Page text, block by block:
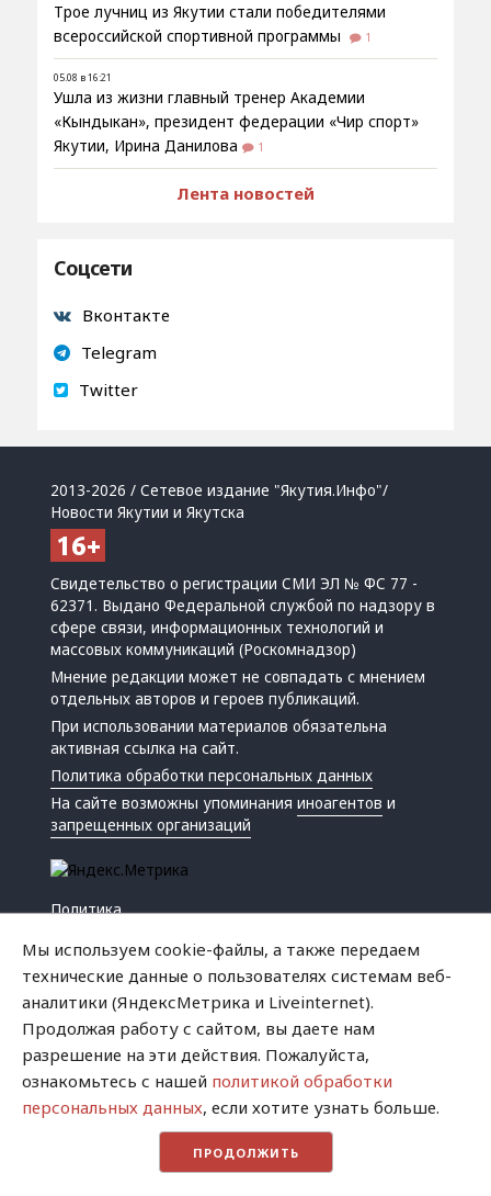
Трое лучниц из Якутии стали победителями
всероссийской спортивной программы
1
05.08 в 16:21
Ушла из жизни главный тренер Академии
«Кындыкан», президент федерации «Чир спорт»
Якутии, Ирина Данилова
1
Лента новостей
Соцсети
Вконтакте
Telegram
Twitter
2013-2026 / Сетевое издание "Якутия.Инфо"/
Новости Якутии и Якутска
Свидетельство о регистрации СМИ ЭЛ № ФС 77 -
62371. Выдано Федеральной службой по надзору в
сфере связи, информационных технологий и
массовых коммуникаций (Роскомнадзор)
Мнение редакции может не совпадать с мнением
отдельных авторов и героев публикаций.
При использовании материалов обязательна
активная ссылка на сайт.
Политика обработки персональных данных
На сайте возможны упоминанияиноагентов и
запрещенных организаций
Политика
Успех
Хватит это терпеть
Мы используем cookie-файлы, а также передаем
технические данные о пользователях системам веб-
аналитики (ЯндексМетрика и Liveinternet).
Продолжая работу с сайтом, вы даете нам
разрешение на эти действия. Пожалуйста,
ознакомьтесь с нашей политикой обработки
персональных данных, если хотите узнать больше.
ПРОДОЛЖИТЬ